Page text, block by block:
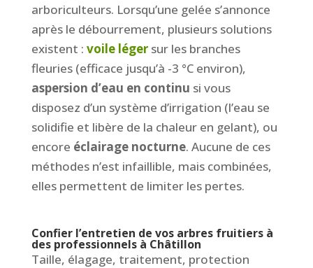
arboriculteurs. Lorsqu’une gelée s’annonce
après le débourrement, plusieurs solutions
existent : voile légersur les branches
fleuries (efficace jusqu’à -3 °C environ),
aspersion d’eau en continu si vous
disposez d’un système d’irrigation (l’eau se
solidifie et libère de la chaleur en gelant), ou
encore éclairage nocturne. Aucune de ces
méthodes n’est infaillible, mais combinées,
elles permettent de limiter les pertes.
Confier l’entretien de vos arbres fruitiers à
des professionnels à Châtillon
Taille, élagage, traitement, protection